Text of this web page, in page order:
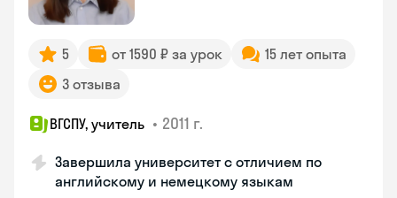
5 от 1590 ₽ за урок
15 лет опыта
3 отзыва
ВГСПУ, учитель • 2011 г.
Завершила университет с отличием по
английскому и немецкому языкам